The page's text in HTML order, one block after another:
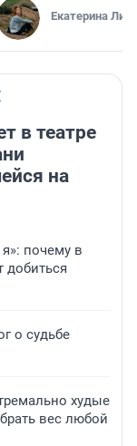
Екатерина
в театре
на
почему в
о судьбе
худые
вес любой